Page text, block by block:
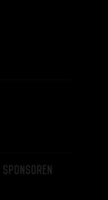
Sponsoren